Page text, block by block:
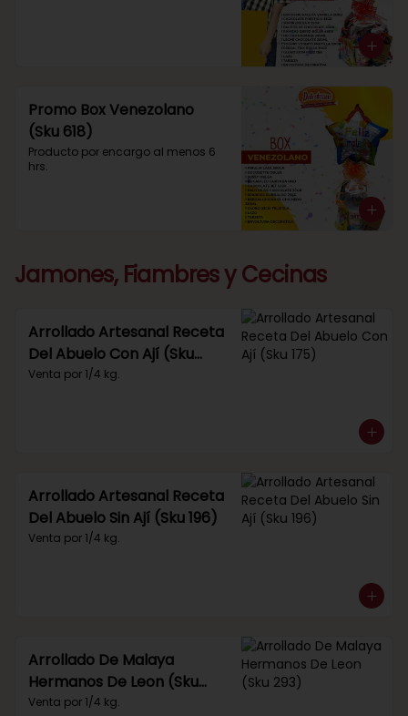
Promo Box Venezolano
(Sku 618)
Producto por encargo al menos 6
hrs.
Jamones, Fiambres y Cecinas
Arrollado Artesanal Receta
Del Abuelo Con Ají (Sku
175)
Venta por 1/4 kg.
Arrollado Artesanal Receta
Del Abuelo Sin Ají (Sku 196)
Venta por 1/4 kg.
Arrollado De Malaya
Hermanos De Leon (Sku
293)
Venta por 1/4 kg.